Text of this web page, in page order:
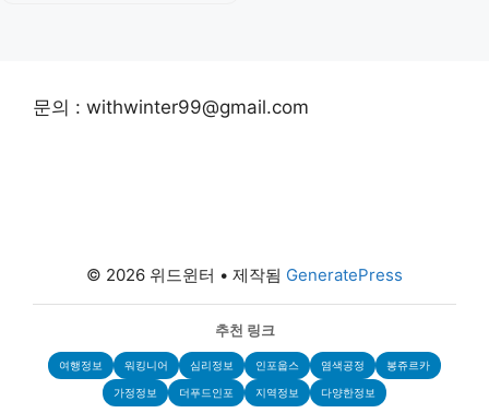
문의 : withwinter99@gmail.com
© 2026 위드윈터 • 제작됨 GeneratePress
추천 링크
여행정보 워킹니어 심리정보 인포웁스 염색공정 봉쥬르카
가정정보 더푸드인포 지역정보 다양한정보